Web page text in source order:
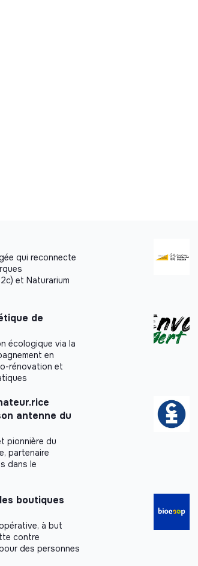
qui reconnecte
et Naturarium
de
écologique via la
en
rénovation et
antenne du
pionnière du
partenaire
dans le
boutiques
à but
contre
des personnes